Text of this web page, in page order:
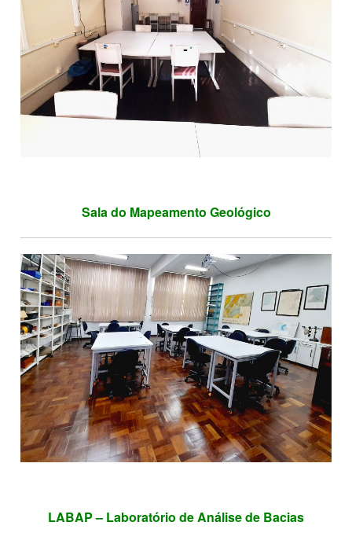
Sala do Mapeamento Geológico
LABAP – Laboratório de Análise de Bacias